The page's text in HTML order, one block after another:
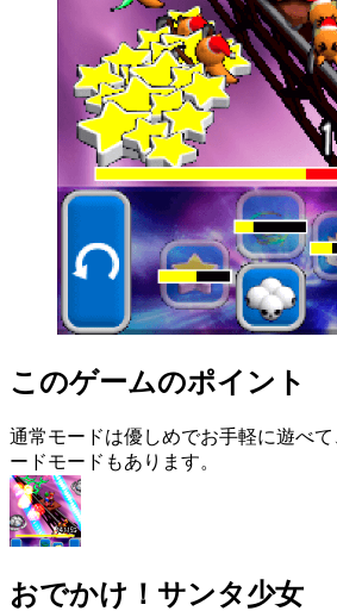
このゲームのポイント
通常モードは優しめでお手軽に遊べ
ードモードもあります。
おでかけ！サンタ少女